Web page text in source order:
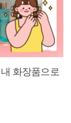
화장품으로